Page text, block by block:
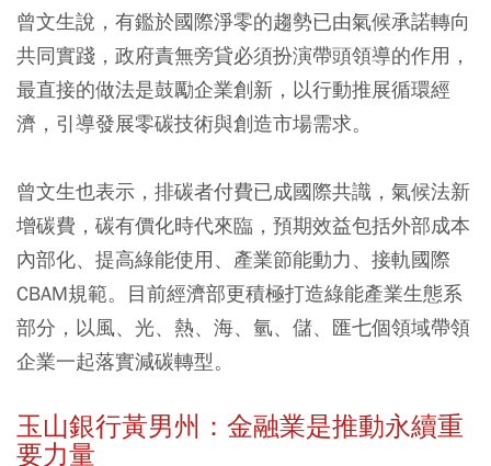
曾文生說，有鑑於國際淨零的趨勢已由氣候承諾轉向
共同實踐，政府責無旁貸必須扮演帶頭領導的作用，
最直接的做法是鼓勵企業創新，以行動推展循環經
濟，引導發展零碳技術與創造市場需求。
曾文生也表示，排碳者付費已成國際共識，氣候法新
增碳費，碳有價化時代來臨，預期效益包括外部成本
內部化、提高綠能使用、產業節能動力、接軌國際
CBAM規範。目前經濟部更積極打造綠能產業生態系
部分，以風、光、熱、海、氫、儲、匯七個領域帶領
企業一起落實減碳轉型。
玉山銀行黃男州：金融業是推動永續重
要力量